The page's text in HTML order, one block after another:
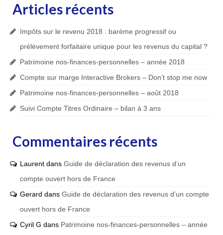
Articles récents
Impôts sur le revenu 2018 : barème progressif ou
prélèvement forfaitaire unique pour les revenus du capital ?
Patrimoine nos-finances-personnelles – année 2018
Compte sur marge Interactive Brokers – Don’t stop me now
Patrimoine nos-finances-personnelles – août 2018
Suivi Compte Titres Ordinaire – bilan à 3 ans
Commentaires récents
Laurent dans Guide de déclaration des revenus d’un
compte ouvert hors de France
Gerard dans Guide de déclaration des revenus d’un compte
ouvert hors de France
Cyril G dans Patrimoine nos-finances-personnelles – année